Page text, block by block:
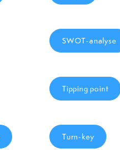
SWOT-analyse
Tipping point
Turn-key